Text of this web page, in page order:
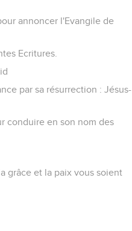
annoncer l'Evangile de
Ecritures.
par sa résurrection : Jésus-
conduire en son nom des
grâce et la paix vous soient